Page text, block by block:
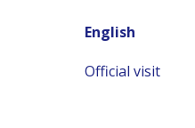
English
Official visit